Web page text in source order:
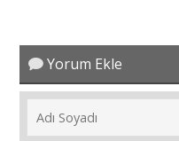
Yorum Ekle